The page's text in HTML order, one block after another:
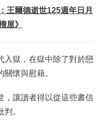
王爾德逝世125週年日月
屋》
入獄，在獄中除了對於戀
懷與慰藉。
，讓讀者得以從這些書信
。